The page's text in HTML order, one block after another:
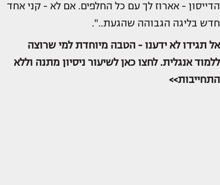
הדייסון - אארוז לך עם כל החלפים. אם לא - קני אחד
חדש בליגה הגבוהה שהגעת..".
אל תגידו לא ידענו - הטבה מיוחדת למי שרוצה
ללמוד אנגלית. לחצו כאן לשיעור ניסיון מתנה וללא
התחייבות>>